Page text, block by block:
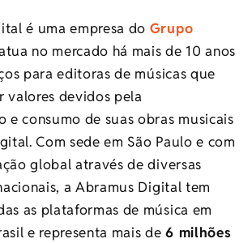
é uma empresa do Grupo
no mercado há mais de 10 anos
para editoras de músicas que
valores devidos pela
e consumo de suas obras musicais
Com sede em São Paulo e com
global através de diversas
a Abramus Digital tem
as plataformas de música em
e representa mais de6 milhões